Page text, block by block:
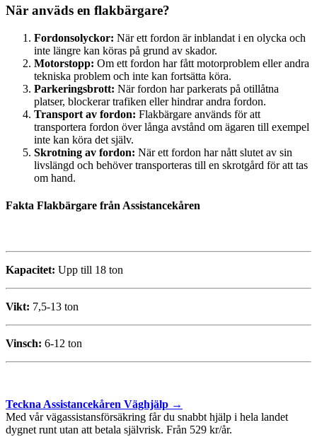
När anväds en flakbärgare?
Fordonsolyckor: När ett fordon är inblandat i en olycka och
inte längre kan köras på grund av skador.
Motorstopp: Om ett fordon har fått motorproblem eller andra
tekniska problem och inte kan fortsätta köra.
Parkeringsbrott: När fordon har parkerats på otillåtna
platser, blockerar trafiken eller hindrar andra fordon.
Transport av fordon: Flakbärgare används för att
transportera fordon över långa avstånd om ägaren till exempel
inte kan köra det själv.
Skrotning av fordon: När ett fordon har nått slutet av sin
livslängd och behöver transporteras till en skrotgård för att tas
om hand.
Fakta Flakbärgare från Assistancekåren
Kapacitet: Upp till 18 ton
Vikt: 7,5-13 ton
Vinsch: 6-12 ton
Teckna Assistancekåren Väghjälp →
Med vår vägassistansförsäkring får du snabbt hjälp i hela landet
dygnet runt utan att betala självrisk. Från 529 kr/år.